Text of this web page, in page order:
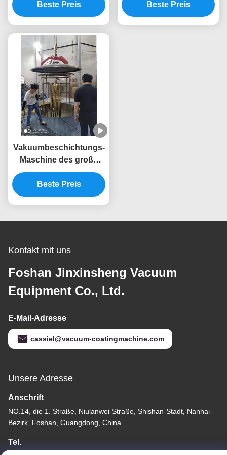
mit Edelstahlkammer für
Möbelrahmen
Beste Preis
vollautomatischer
Steuerung für
Beste Preis
Vakuumbeschichtungs-
Maschine des große
Kapazitäts-Edelstahl-
Möbel-Tabellen-Stuhl-
Titangoldpvd
Beste Preis
Kontakt mit uns
Foshan Jinxinsheng Vacuum
Equipment Co., Ltd.
E-Mail-Adresse
cassiel@vacuum-coatingmachine.com
Unsere Adresse
Anschrift
NO.14, die 1. Straße, Niulanwei-Straße, Shishan-Stadt, Nanhai-
Bezirk, Foshan, Guangdong, China
Tel.